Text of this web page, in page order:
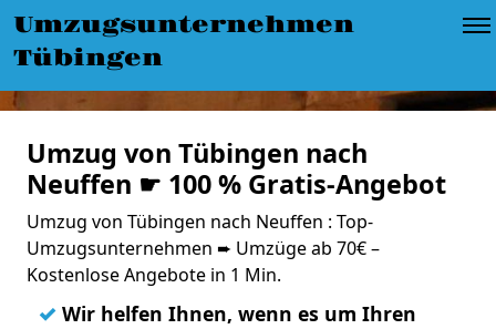
Umzugsunternehmen
Tübingen
Umzug von Tübingen nach
Neuffen ☛ 100 % Gratis-Angebot
Umzug von Tübingen nach Neuffen : Top-
Umzugsunternehmen ➨ Umzüge ab 70€ –
Kostenlose Angebote in 1 Min.
✓ Wir helfen Ihnen, wenn es um Ihren